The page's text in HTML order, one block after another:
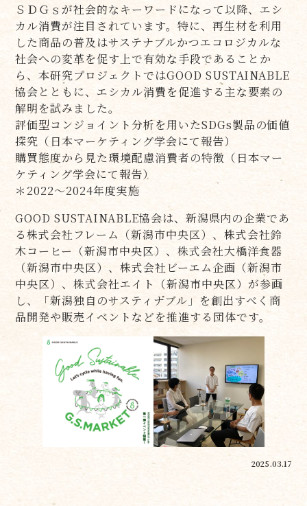
ＳＤＧｓが社会的なキーワードになって以降、エシ
カル消費が注目されています。特に、再生材を利用
した商品の普及はサステナブルかつエコロジカルな
社会への変革を促す上で有効な手段であることか
ら、本研究プロジェクトではGOOD SUSTAINABLE
協会とともに、エシカル消費を促進する主な要素の
解明を試みました。
評価型コンジョイント分析を用いたSDGs製品の価値
探究（日本マーケティング学会にて報告）
購買態度から見た環境配慮消費者の特徴（日本マー
ケティング学会にて報告）
＊2022～2024年度実施
GOOD SUSTAINABLE協会は、新潟県内の企業であ
る株式会社フレーム（新潟市中央区）、株式会社鈴
木コーヒー（新潟市中央区）、株式会社大橋洋食器
（新潟市中央区）、株式会社ビーエム企画（新潟市
中央区）、株式会社エイト（新潟市中央区）が参画
し、「新潟独⾃のサスティナブル」を創出すべく商
品開発や販売イベントなどを推進する団体です。
2025.03.17